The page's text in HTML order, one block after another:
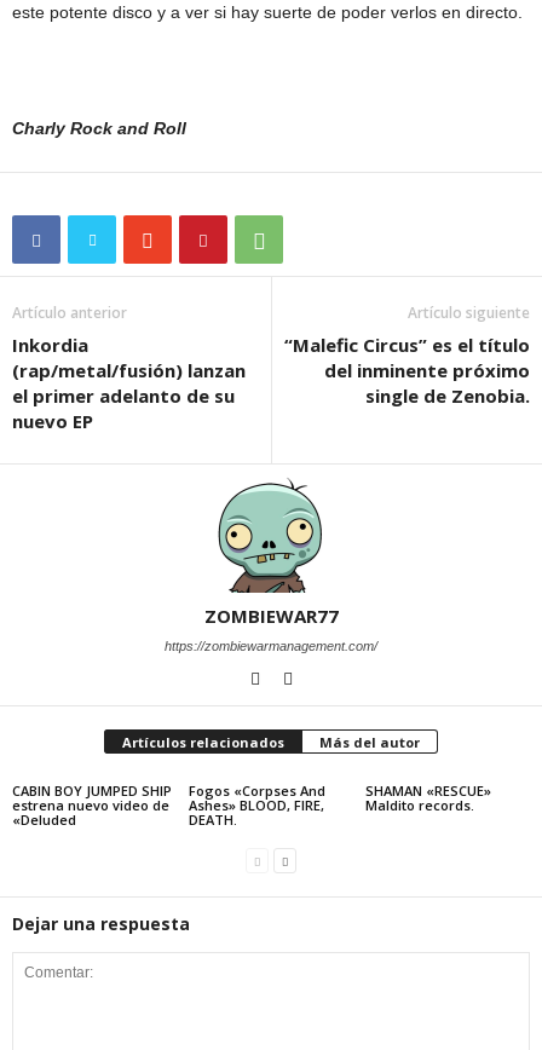
este potente disco y a ver si hay suerte de poder verlos en directo.
Charly Rock and Roll
Artículo anterior
Inkordia
(rap/metal/fusión) lanzan
el primer adelanto de su
nuevo EP
Artículo siguiente
“Malefic Circus” es el título
del inminente próximo
single de Zenobia.
ZOMBIEWAR77
https://zombiewarmanagement.com/
Artículos relacionados Más del autor
CABIN BOY JUMPED SHIP
estrena nuevo video de
«Deluded
Fogos «Corpses And
Ashes» BLOOD, FIRE,
DEATH.
SHAMAN «RESCUE»
Maldito records.
Dejar una respuesta